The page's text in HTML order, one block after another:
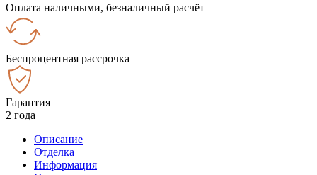
Оплата наличными, безналичный расчёт
Беспроцентная рассрочка
Гарантия
2 года
Описание
Отделка
Информация